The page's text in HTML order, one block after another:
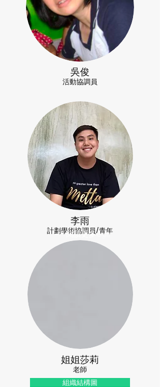
吳俊
活動協調員
李雨
計劃學術協調員/青年
姐姐莎莉
老師
閱讀更多&gt;
組織結構圖